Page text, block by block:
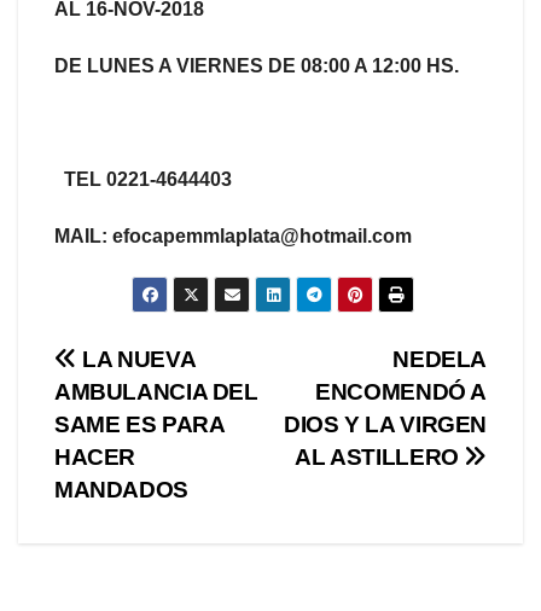
AL 16-NOV-2018
DE LUNES A VIERNES DE 08:00 A 12:00 HS.
TEL 0221-4644403
MAIL: efocapemmlaplata@hotmail.com
Navegación
de
entradas
NEDELA
ENCOMENDÓ A
DIOS Y LA VIRGEN
AL ASTILLERO
LA NUEVA
AMBULANCIA DEL
SAME ES PARA
HACER
MANDADOS